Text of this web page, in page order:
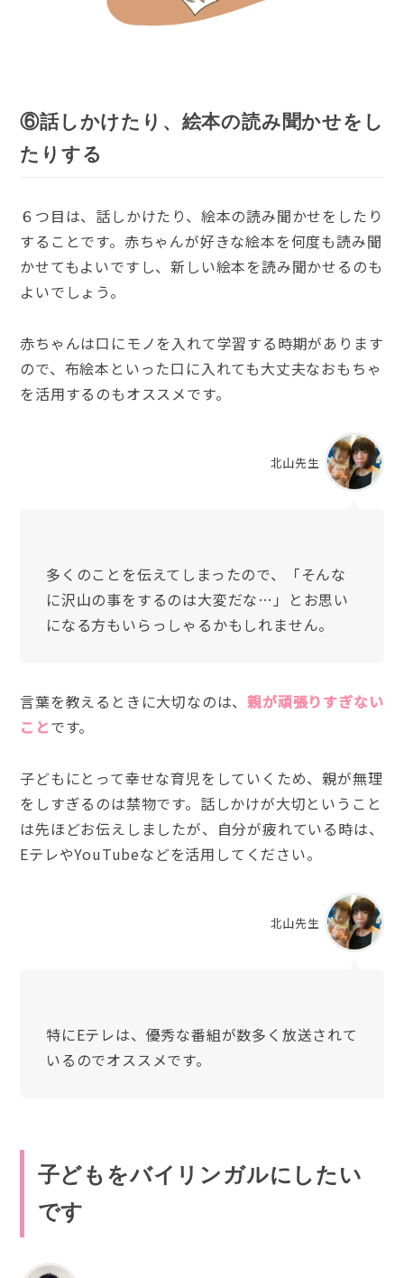
⑥話しかけたり、絵本の読み聞かせをし
たりする
６つ目は、話しかけたり、絵本の読み聞かせをしたり
することです。赤ちゃんが好きな絵本を何度も読み聞
かせてもよいですし、新しい絵本を読み聞かせるのも
よいでしょう。
赤ちゃんは口にモノを入れて学習する時期があります
ので、布絵本といった口に入れても大丈夫なおもちゃ
を活用するのもオススメです。
北山先生
多くのことを伝えてしまったので、「そんな
に沢山の事をするのは大変だな…」とお思い
になる方もいらっしゃるかもしれません。
言葉を教えるときに大切なのは、親が頑張りすぎない
ことです。
子どもにとって幸せな育児をしていくため、親が無理
をしすぎるのは禁物です。話しかけが大切ということ
は先ほどお伝えしましたが、自分が疲れている時は、
EテレやYouTubeなどを活用してください。
北山先生
特にEテレは、優秀な番組が数多く放送されて
いるのでオススメです。
子どもをバイリンガルにしたい
です